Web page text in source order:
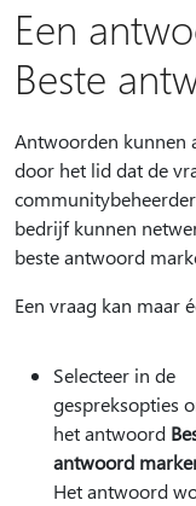
Een
Beste
Antwoorden kunnen
door het lid dat de
bedrijf kunnen
beste antwoord
Een vraag kan maar
Selecteer in de
gespreksopties
het antwoord
antwoord
Het antwoord